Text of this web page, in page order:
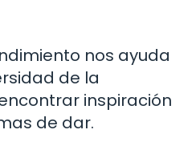
nos ayuda
de la
inspiración
de dar.